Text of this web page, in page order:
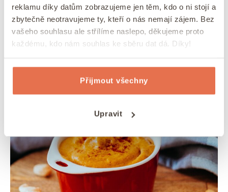
reklamu díky datům zobrazujeme jen těm, kdo o ni stojí a
zbytečně neotravujeme ty, kteří o nás nemají zájem. Bez
vašeho souhlasu ale střílíme naslepo, děkujeme proto
každému, kdo nám souhlas ke sběru dat dá. Díky!
Přijmout všechny
Upravit
veganské sýry?
Sedm ingrediencí, 5 minut a mixér. To je vše, co
potřebujete k vyrobení výbornéhoveganského
pro namáčení různých dobrot.